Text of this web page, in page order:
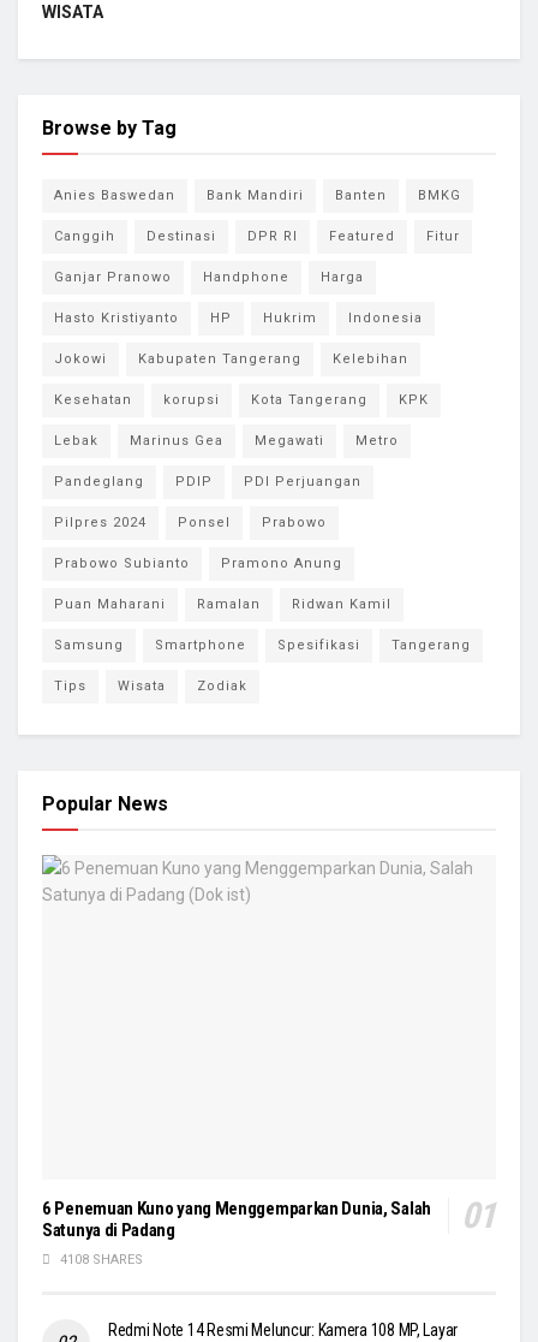
WISATA
Browse by Tag
Anies Baswedan Bank Mandiri Banten BMKG
Canggih Destinasi DPR RI Featured Fitur
Ganjar Pranowo Handphone Harga
Hasto Kristiyanto HP Hukrim Indonesia
Jokowi Kabupaten Tangerang Kelebihan
Kesehatan korupsi Kota Tangerang KPK
Lebak Marinus Gea Megawati Metro
Pandeglang PDIP PDI Perjuangan
Pilpres 2024 Ponsel Prabowo
Prabowo Subianto Pramono Anung
Puan Maharani Ramalan Ridwan Kamil
Samsung Smartphone Spesifikasi Tangerang
Tips Wisata Zodiak
Popular News
6 Penemuan Kuno yang Menggemparkan Dunia, Salah
Satunya di Padang
4108 SHARES
Redmi Note 14 Resmi Meluncur: Kamera 108 MP, Layar